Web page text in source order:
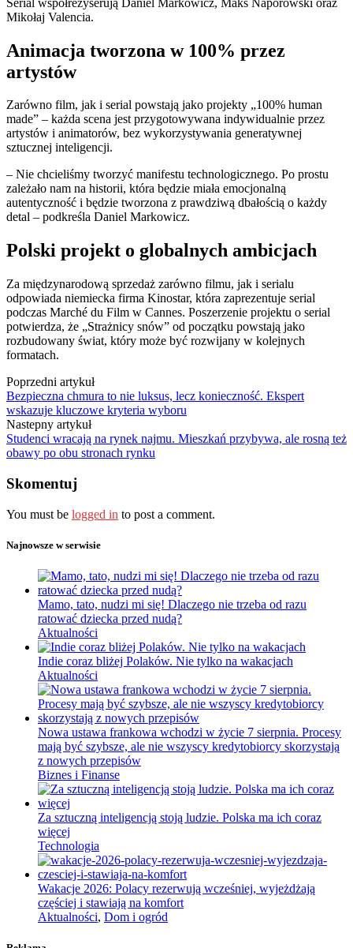
Mikołaj Valencia.
Animacja tworzona w 100% przez
artystów
Zarówno film, jak i serial powstają jako projekty „100% human
made” – każda scena jest przygotowywana indywidualnie przez
artystów i animatorów, bez wykorzystywania generatywnej
sztucznej inteligencji.
– Nie chcieliśmy tworzyć manifestu technologicznego. Po prostu
zależało nam na historii, która będzie miała emocjonalną
autentyczność i będzie tworzona z prawdziwą dbałością o każdy
detal – podkreśla Daniel Markowicz.
Polski projekt o globalnych ambicjach
Za międzynarodową sprzedaż zarówno filmu, jak i serialu
odpowiada niemiecka firma Kinostar, która zaprezentuje serial
podczas Marché du Film w Cannes. Poszerzenie projektu o serial
potwierdza, że „Strażnicy snów” od początku powstają jako
rozbudowany świat, który może być rozwijany w kolejnych
formatach.
Poprzedni artykuł
Bezpieczna chmura to nie luksus, lecz konieczność. Ekspert
wskazuje kluczowe kryteria wyboru
Nastepny artykuł
Studenci wracają na rynek najmu. Mieszkań przybywa, ale rosną też
obawy po obu stronach rynku
Skomentuj
You must be logged in to post a comment.
Najnowsze w serwisie
Mamo, tato, nudzi mi się! Dlaczego nie trzeba od razu
ratować dziecka przed nudą?
Aktualności
Indie coraz bliżej Polaków. Nie tylko na wakacjach
Aktualności
Nowa ustawa frankowa wchodzi w życie 7 sierpnia. Procesy
mają być szybsze, ale nie wszyscy kredytobiorcy skorzystają
z nowych przepisów
Biznes i Finanse
Za sztuczną inteligencją stoją ludzie. Polska ma ich coraz
więcej
Technologia
Wakacje 2026: Polacy rezerwują wcześniej, wyjeżdżają
częściej i stawiają na komfort
Aktualności, Dom i ogród